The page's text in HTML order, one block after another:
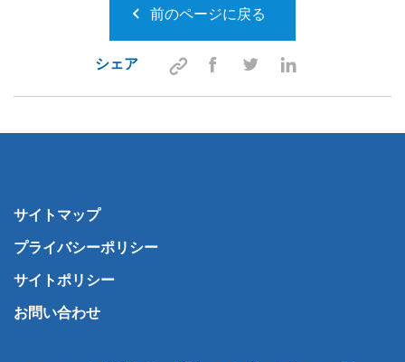
前のページに戻る
シェア
サイトマップ
プライバシーポリシー
サイトポリシー
お問い合わせ